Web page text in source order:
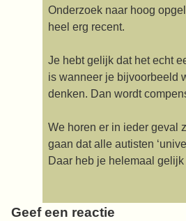
Onderzoek naar hoog
heel erg recent.
Je hebt gelijk dat het echt
is wanneer je bijvoorbeeld
denken. Dan wordt
We horen er in ieder geval
gaan dat alle autisten
Daar heb je helemaal gelijk
Geef een reactie